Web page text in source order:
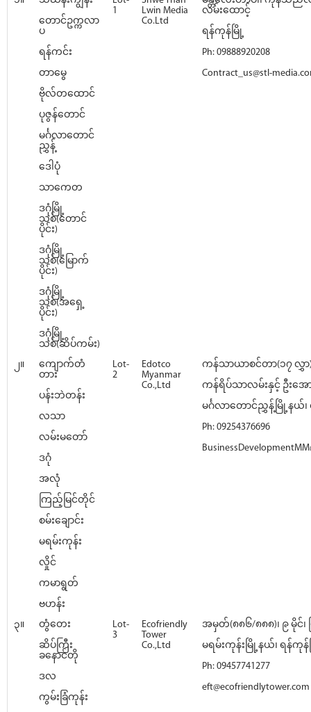
တောင်ဥက္ကလာ
ပ
ရန်ကင်း
တာမွေ
ဗိုလ်တထောင်
ပုဇွန်တောင်
မင်္ဂလာတောင်
ညွှန့်
ဒေါပုံ
သာကေတ
ဒဂုံမြို့
သစ်(တောင်
ပိုင်း)
ဒဂုံမြို့
သစ်(မြောက်
ပိုင်း)
ဒဂုံမြို့
သစ်(အရှေ့
ပိုင်း)
ဒဂုံမြို့
သစ်(ဆိပ်ကမ်း)
1
Lwin Media
Co.Ltd
လမ်းထောင့်
ရန်ကုန်မြို့
Ph: 09888920208
Contract_us@stl-
၂။
ကျောက်တံ
တား
ပန်းဘဲတန်း
လသာ
လမ်းမတော်
ဒဂုံ
အလုံ
ကြည့်မြင်တိုင်
စမ်းချောင်း
မရမ်းကုန်း
လှိုင်
ကမာရွတ်
ဗဟန်း
Lot-
2
Edotco
Myanmar
Co.,Ltd
ကန်သာယာစင်တာ(၁၇ လွှာ)
ကန်ရိပ်သာလမ်းနှင့် ဦးအေ
မင်္ဂလာတောင်ညွှန့်မြို့နယ်၊
Ph: 09254376696
၃။
တွံတေး
ဆိပ်ကြီး
ခနောင်တို
ဒလ
ကွမ်းခြံကုန်း
Lot-
3
Ecofriendly
Tower
Co.,Ltd
အမှတ်(၈၈၆/၈၈၈)၊ ၉ မိုင်၊
မရမ်းကုန်းမြို့နယ်၊ ရန်ကုန်
Ph: 09457741277
eft@ecofriendlytower.com